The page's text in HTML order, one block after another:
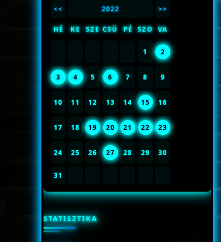
<< 2022 >>
HÉ KE SZE CSÜ PÉ SZO VA
1 2
3 4 5 6 7 8 9
10 11 12 13 14 15 16
17 18 19 20 21 22 23
24 25 26 27 28 29 30
31
STATISZTIKA